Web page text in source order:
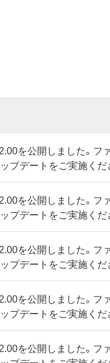
を公開しました。フ
プデートをご実施くだ
を公開しました。フ
プデートをご実施くだ
を公開しました。フ
プデートをご実施くだ
を公開しました。フ
プデートをご実施くだ
を公開しました。フ